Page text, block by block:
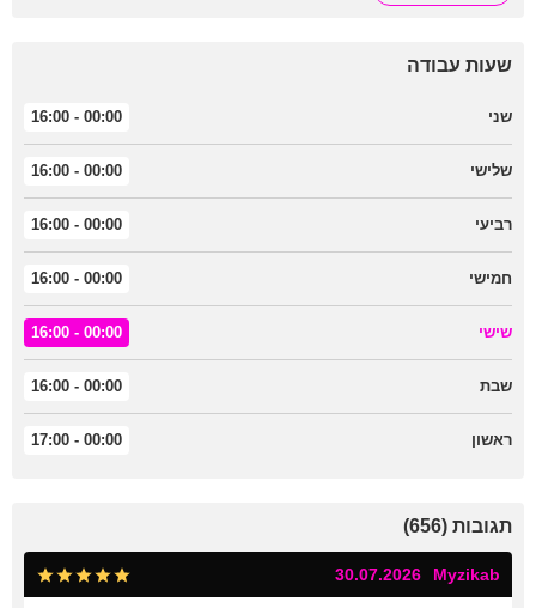
שעות עבודה
שני 00:00 - 16:00
שלישי 00:00 - 16:00
רביעי 00:00 - 16:00
חמישי 00:00 - 16:00
שישי 00:00 - 16:00
שבת 00:00 - 16:00
ראשון 00:00 - 17:00
תגובות (656)
Myzikab
30.07.2026